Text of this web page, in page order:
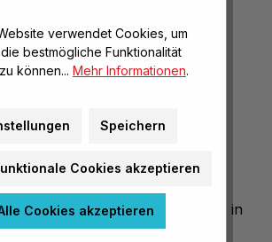
Sie alle erforderlichen
ist serienmäßig mit 2
ausgestattet, abgestimmt in
Mobil auf vier stabilen Rollen,
verwendet Cookies, um
bestmögliche Funktionalität
können... Mehr Informationen.
Speichern
Cookies akzeptieren
Cookies akzeptieren